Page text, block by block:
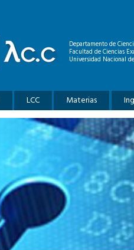
Departamento de
Facultad de Ciencias
Universidad Nacional
LCC Materias